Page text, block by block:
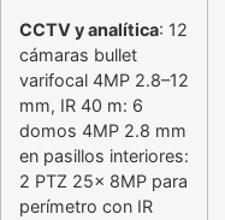
CCTV y analítica: 12
cámaras bullet
varifocal 4MP 2.8–12
mm, IR 40 m: 6
domos 4MP 2.8 mm
en pasillos interiores:
2 PTZ 25x 8MP para
perímetro con IR